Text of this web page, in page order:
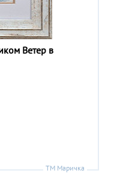
Ветер в
ТМ Маричка